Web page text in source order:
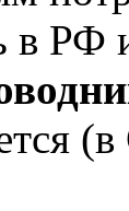
в РФ